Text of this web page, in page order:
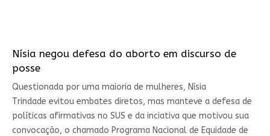
Nísia negou defesa do aborto em discurso de
posse
Questionada por uma maioria de mulheres, Nísia
Trindade evitou embates diretos, mas manteve a defesa de
políticas afirmativas no SUS e da inciativa que motivou sua
convocação, o chamado Programa Nacional de Equidade de